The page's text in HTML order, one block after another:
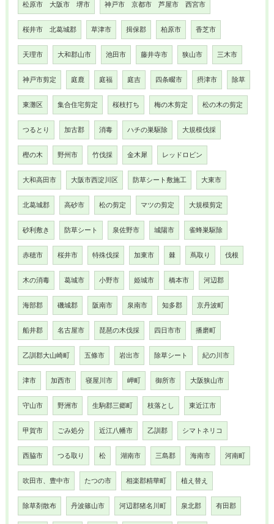
松原市 大阪市 堺市 神戸市 京都市 芦屋市 西宮市
桜井市 北葛城郡 草津市 揖保郡 柏原市 香芝市
天理市 大和郡山市 池田市 藤井寺市 狭山市 三木市
神戸市剪定 庭鹿 庭福 庭吉 四条畷市 摂津市 除草
東灘区 集合住宅剪定 桜枝打ち 梅の木剪定 松の木の剪定
つるとり 加古郡 消毒 ハチの巣駆除 大規模伐採
樫の木 野州市 竹伐採 金木犀 レッドロビン
大和高田市 大阪市西淀川区 防草シート敷施工 大東市
北葛城郡 高砂市 松の剪定 マツの剪定 大規模剪定
砂利敷き 防草シート 泉佐野市 城陽市 雀蜂巣駆除
赤穂市 桜井市 特殊伐採 加東市 棘 蔦取り 伐根
木の消毒 葛城市 小野市 姫城市 橋本市 河辺郡
海部郡 磯城郡 阪南市 泉南市 知多郡 京丹波町
船井郡 名古屋市 琵琶の木伐採 四日市市 播磨町
乙訓郡大山崎町 五條市 岩出市 除草シート 紀の川市
津市 加西市 寝屋川市 岬町 御所市 大阪狭山市
守山市 野洲市 生駒郡三郷町 枝落とし 東近江市
甲賀市 ごみ処分 近江八幡市 乙訓郡 シマトネリコ
西脇市 つる取り 松 湖南市 三島郡 海南市 河南町
吹田市、豊中市 たつの市 相楽郡精華町 植え替え
除草剤散布 丹波篠山市 河辺郡猪名川町 泉北郡 有田郡